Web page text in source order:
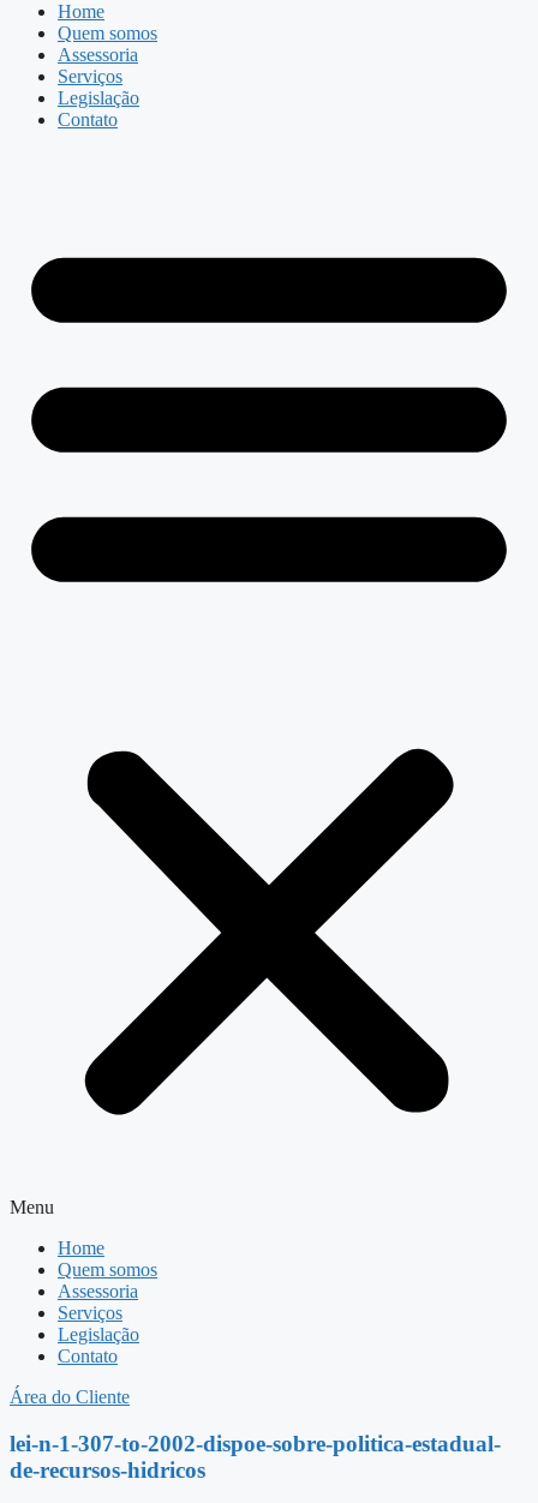
Home
Quem somos
Assessoria
Serviços
Legislação
Contato
Menu
Home
Quem somos
Assessoria
Serviços
Legislação
Contato
Área do Cliente
lei-n-1-307-to-2002-dispoe-sobre-politica-estadual-
de-recursos-hidricos